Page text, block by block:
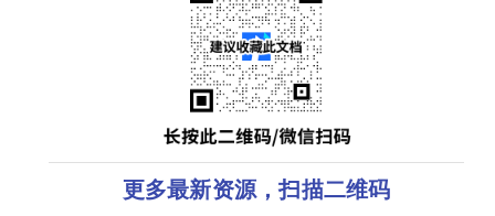
更多最新资源，扫描二维码